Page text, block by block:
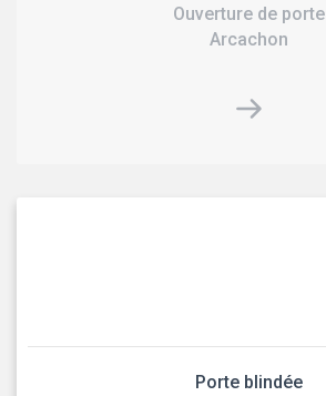
Ouverture de porte
Arcachon
Porte blindée